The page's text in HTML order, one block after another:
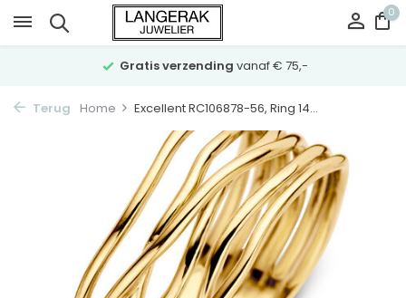
0
Gratis verzending vanaf € 75,-
Terug Home Excellent RC106878-56, Ring 14...